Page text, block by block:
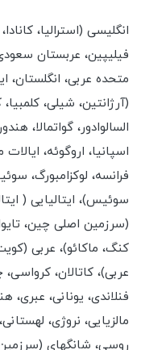
انگلیسی (استرالیا،
فیلیپین، عربستان
متحده عربی، انگلستان،
(آرژانتین، شیلی،
السالوادور، گواتمالا،
اسپانیا، اروگوئه،
فرانسه، لوکزامبورگ،
سوئیس)، ایتالیایی (
(سرزمین اصلی چین،
کنگ، ماکائو)، عربی
عربی)، کاتالان،
فنلاندی، یونانی، عبری،
مالزیایی، نروژی،
روسی، شانگهای